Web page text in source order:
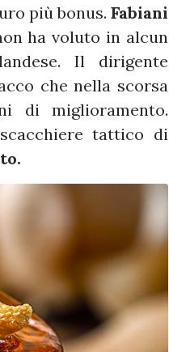
più bonus. Fabiani
ha voluto in alcun
Il dirigente
che nella scorsa
di miglioramento.
tattico di